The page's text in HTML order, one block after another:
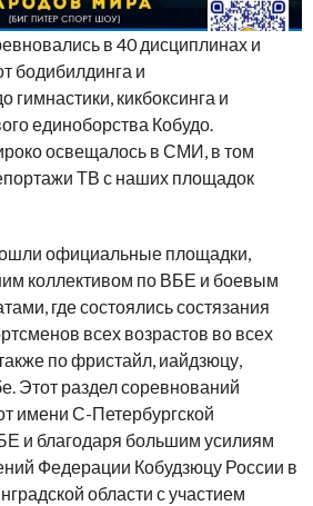
в 40 дисциплинах и
бодибилдинга и
гимнастики, кикбоксинга и
единоборства Кобудо.
освещалось в СМИ, в том
ТВ с наших площадок
официальные площадки,
коллективом по ВБЕ и боевым
где состоялись состязания
всех возрастов во всех
по фристайл, иайдзюцу,
Этот раздел соревнований
имени С-Петербургской
и благодаря большим усилиям
Федерации Кобудзюцу России в
области с участием